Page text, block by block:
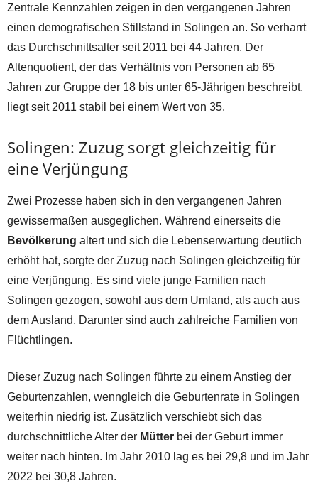
Zentrale Kennzahlen zeigen in den vergangenen Jahren
einen demografischen Stillstand in Solingen an. So verharrt
das Durchschnittsalter seit 2011 bei 44 Jahren. Der
Altenquotient, der das Verhältnis von Personen ab 65
Jahren zur Gruppe der 18 bis unter 65-Jährigen beschreibt,
liegt seit 2011 stabil bei einem Wert von 35.
Solingen: Zuzug sorgt gleichzeitig für
eine Verjüngung
Zwei Prozesse haben sich in den vergangenen Jahren
gewissermaßen ausgeglichen. Während einerseits die
Bevölkerung altert und sich die Lebenserwartung deutlich
erhöht hat, sorgte der Zuzug nach Solingen gleichzeitig für
eine Verjüngung. Es sind viele junge Familien nach
Solingen gezogen, sowohl aus dem Umland, als auch aus
dem Ausland. Darunter sind auch zahlreiche Familien von
Flüchtlingen.
Dieser Zuzug nach Solingen führte zu einem Anstieg der
Geburtenzahlen, wenngleich die Geburtenrate in Solingen
weiterhin niedrig ist. Zusätzlich verschiebt sich das
durchschnittliche Alter der Mütter bei der Geburt immer
weiter nach hinten. Im Jahr 2010 lag es bei 29,8 und im Jahr
2022 bei 30,8 Jahren.